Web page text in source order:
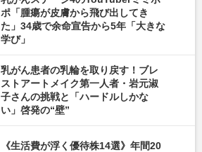
ポ「腫瘍が皮膚から飛び出してき
た」34歳で余命宣告から5年「大きな
学び」
乳がん患者の乳輪を取り戻す！ブレ
ストアートメイク第一人者・岩元淑
子さんの挑戦と「ハードルしかな
い」啓発の“壁”
《生活費が浮く優待株14選》年間20